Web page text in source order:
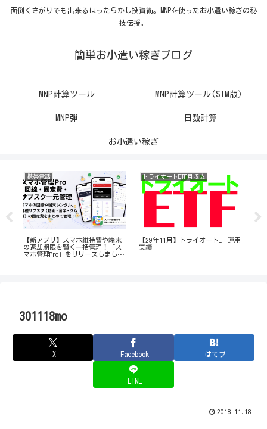
面倒くさがりでも出来るほったらかし投資術。MNPを使ったお小遣い稼ぎの秘
技伝授。
簡単お小遣い稼ぎブログ
MNP計算ツール MNP計算ツール(SIM版）
MNP弾 日数計算
お小遣い稼ぎ
携帯電話
【新アプリ】スマホ維持費や端末
の返却期限を賢く一括管理！「ス
マホ管理Pro」をリリースしまし
トライオートETF月収支
【29年11月】トライオートETF運用
実績
301118mo
X Facebook はてブ
LINE
2018.11.18